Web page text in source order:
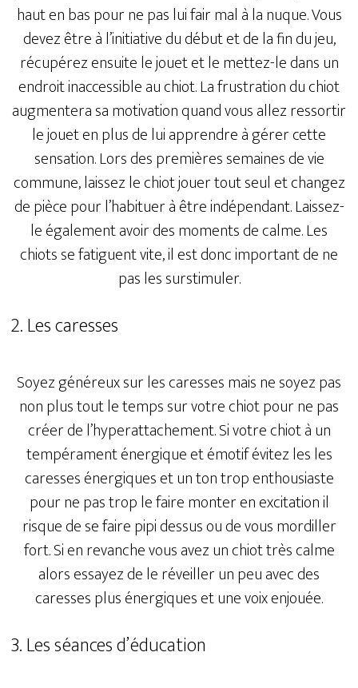
haut en bas pour ne pas lui fair mal à la nuque. Vous
devez être à l’initiative du début et de la fin du jeu,
récupérez ensuite le jouet et le mettez-le dans un
endroit inaccessible au chiot. La frustration du chiot
augmentera sa motivation quand vous allez ressortir
le jouet en plus de lui apprendre à gérer cette
sensation. Lors des premières semaines de vie
commune, laissez le chiot jouer tout seul et changez
de pièce pour l’habituer à être indépendant. Laissez-
le également avoir des moments de calme. Les
chiots se fatiguent vite, il est donc important de ne
pas les surstimuler.
2. Les caresses
Soyez généreux sur les caresses mais ne soyez pas
non plus tout le temps sur votre chiot pour ne pas
créer de l’hyperattachement. Si votre chiot à un
tempérament énergique et émotif évitez les les
caresses énergiques et un ton trop enthousiaste
pour ne pas trop le faire monter en excitation il
risque de se faire pipi dessus ou de vous mordiller
fort. Si en revanche vous avez un chiot très calme
alors essayez de le réveiller un peu avec des
caresses plus énergiques et une voix enjouée.
3. Les séances d’éducation